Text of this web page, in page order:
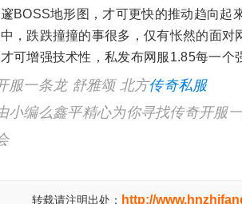
BOSS地形图，才可更快的推动趋向起
，跌跌撞撞的事很多，仅有怅然的面
可增强技术性，私发布网服1.85每一个
服一条龙 舒雅颂 北方传奇私服
小编么鑫平精心为你寻找传奇开服
转载请注明出处： http://